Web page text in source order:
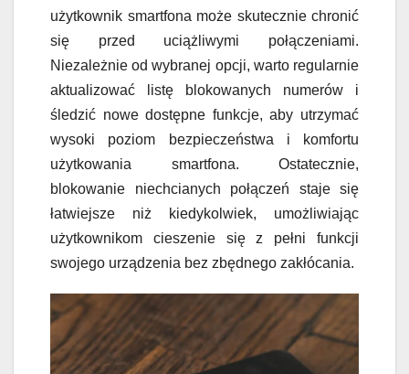
użytkownik smartfona może skutecznie chronić
się przed uciążliwymi połączeniami.
Niezależnie od wybranej opcji, warto regularnie
aktualizować listę blokowanych numerów i
śledzić nowe dostępne funkcje, aby utrzymać
wysoki poziom bezpieczeństwa i komfortu
użytkowania smartfona. Ostatecznie,
blokowanie niechcianych połączeń staje się
łatwiejsze niż kiedykolwiek, umożliwiając
użytkownikom cieszenie się z pełni funkcji
swojego urządzenia bez zbędnego zakłócania.